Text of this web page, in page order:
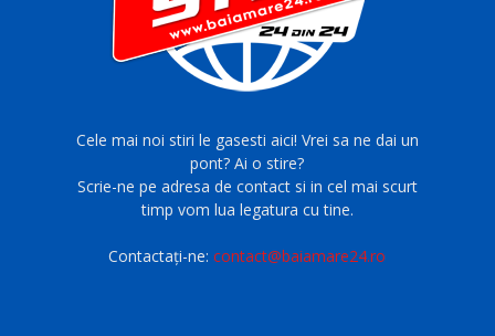
Cele mai noi stiri le gasesti aici! Vrei sa ne dai un
pont? Ai o stire?
Scrie-ne pe adresa de contact si in cel mai scurt
timp vom lua legatura cu tine.
Contactați-ne:contact@baiamare24.ro